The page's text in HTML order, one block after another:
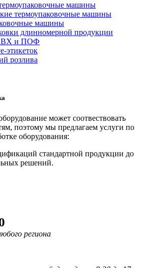
машины
термоупаковочные машины
машины
длинномерной продукции
и ПОФ
этикеток
розлива
может соотвествовать
поэтому мы предлагаем услуги по
оборудования:
стандартной продукции до
решений.
региона